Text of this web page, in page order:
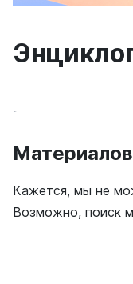
Все
Кажется, мы не
Возможно, поиск